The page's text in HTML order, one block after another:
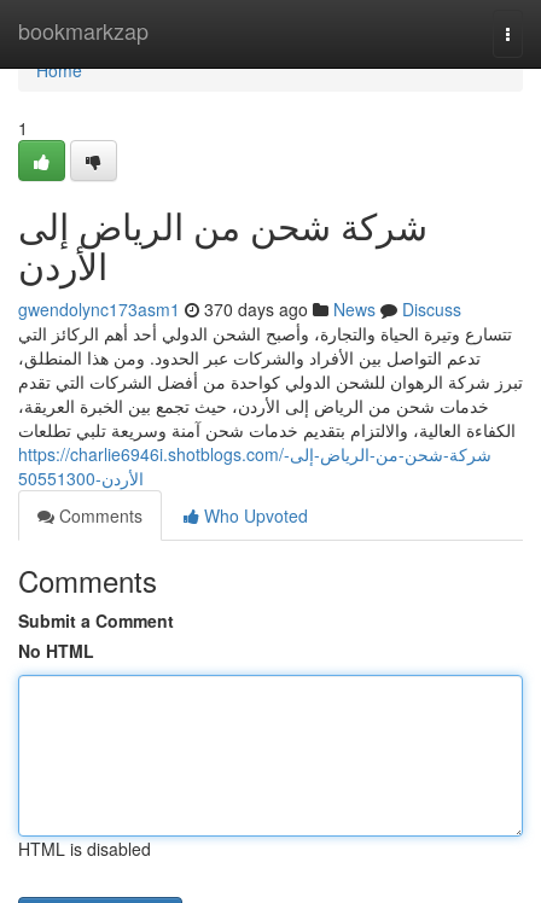
bookmarkzap
Home
Home
1
شركة شحن من الرياض إلى
الأردن
gwendolync173asm1 370 days ago News
Discuss
تتسارع وتيرة الحياة والتجارة، وأصبح الشحن الدولي أحد أهم الركائز التي
تدعم التواصل بين الأفراد والشركات عبر الحدود. ومن هذا المنطلق،
تبرز شركة الرهوان للشحن الدولي كواحدة من أفضل الشركات التي تقدم
خدمات شحن من الرياض إلى الأردن، حيث تجمع بين الخبرة العريقة،
الكفاءة العالية، والالتزام بتقديم خدمات شحن آمنة وسريعة تلبي تطلعات
https://charlie6946i.shotblogs.com/شركة-شحن-من-الرياض-إلى-
الأردن-50551300
Comments
Who Upvoted
Comments
Submit a Comment
No HTML
HTML is disabled